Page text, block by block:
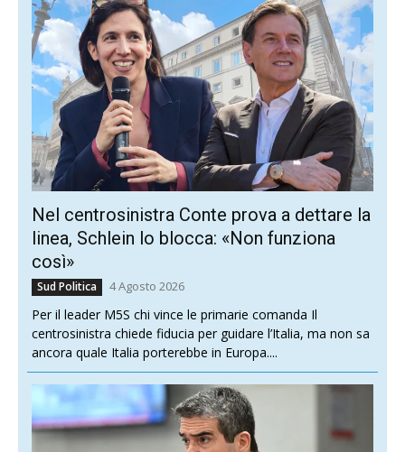
Nel centrosinistra Conte prova a dettare la
linea, Schlein lo blocca: «Non funziona
così»
Sud Politica 4 Agosto 2026
Per il leader M5S chi vince le primarie comanda Il
centrosinistra chiede fiducia per guidare l’Italia, ma non sa
ancora quale Italia porterebbe in Europa....